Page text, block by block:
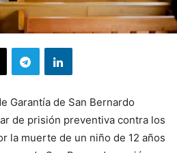
Garantía de San Bernardo
de prisión preventiva contra los
la muerte de un niño de 12 años